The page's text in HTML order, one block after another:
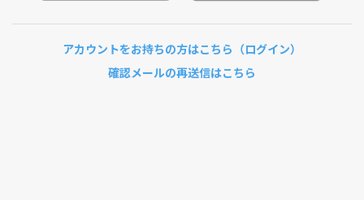
アカウントをお持ちの方はこちら（ログイン）
確認メールの再送信はこちら